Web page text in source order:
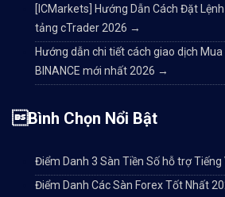
[ICMarkets] Hướng Dẫn Cách Đặt
tảng cTrader 2026 →
Hướng dẫn chi tiết cách giao dịch
BINANCE mới nhất 2026 →
Bình Chọn Nổi Bật
Điểm Danh 3 Sàn Tiền Số hỗ trợ
Điểm Danh Các Sàn Forex Tốt Nhất